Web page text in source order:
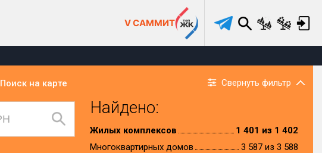
V САММИТ
Поиск на карте Свернуть фильтр
Найдено:
Жилых комплексов
1 401 из 1 402
Многоквартирных домов
3 587 из 3 588